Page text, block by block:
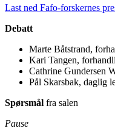
Last ned Fafo-forskernes
Debatt
Marte Båtstrand,
Kari Tangen,
Cathrine Gundersen
Pål Skarsbak, daglig
Spørsmål fra salen
Pause